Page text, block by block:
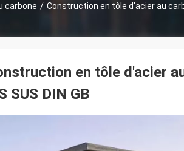
carbone / Construction en tôle d'acier au
en tôle d'acier
SUS DIN GB